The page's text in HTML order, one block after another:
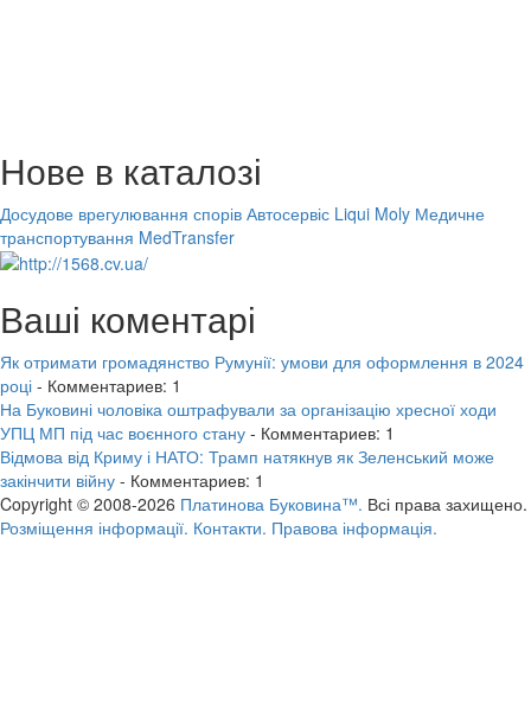
Нове в каталозі
Досудове врегулювання спорів Автосервіс Liqui Moly Медичне
транспортування MedTransfer
Ваші коментарі
Як отримати громадянство Румунії: умови для оформлення в 2024
році - Комментариев: 1
На Буковині чоловіка оштрафували за організацію хресної ходи
УПЦ МП під час воєнного стану - Комментариев: 1
Відмова від Криму і НАТО: Трамп натякнув як Зеленський може
закінчити війну - Комментариев: 1
Copyright © 2008-2026 Платинова Буковина™. Всі права захищено.
Розміщення інформації. Контакти. Правова інформація.